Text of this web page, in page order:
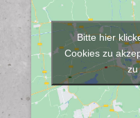
Bitte hier
Cookies zu
zu